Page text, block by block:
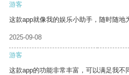
游客
这款app就像我的娱乐小助手，随时随地
2025-09-08
游客
这款app的功能非常丰富，可以满足我不